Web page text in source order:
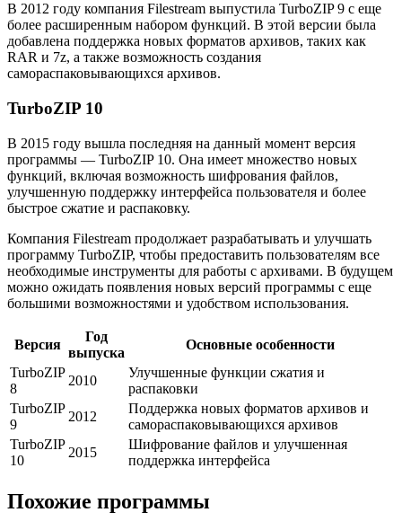
В 2012 году компания Filestream выпустила TurboZIP 9 с еще
более расширенным набором функций. В этой версии была
добавлена поддержка новых форматов архивов, таких как
RAR и 7z, а также возможность создания
самораспаковывающихся архивов.
TurboZIP 10
В 2015 году вышла последняя на данный момент версия
программы — TurboZIP 10. Она имеет множество новых
функций, включая возможность шифрования файлов,
улучшенную поддержку интерфейса пользователя и более
быстрое сжатие и распаковку.
Компания Filestream продолжает разрабатывать и улучшать
программу TurboZIP, чтобы предоставить пользователям все
необходимые инструменты для работы с архивами. В будущем
можно ожидать появления новых версий программы с еще
большими возможностями и удобством использования.
Версия
Год
выпуска
Основные особенности
TurboZIP
8
2010
Улучшенные функции сжатия и
распаковки
TurboZIP
9
2012
Поддержка новых форматов архивов и
самораспаковывающихся архивов
TurboZIP
10
2015
Шифрование файлов и улучшенная
поддержка интерфейса
Похожие программы